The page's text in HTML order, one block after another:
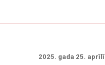
2025. gada 25. aprīlī